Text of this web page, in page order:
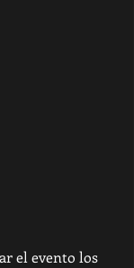
el evento los